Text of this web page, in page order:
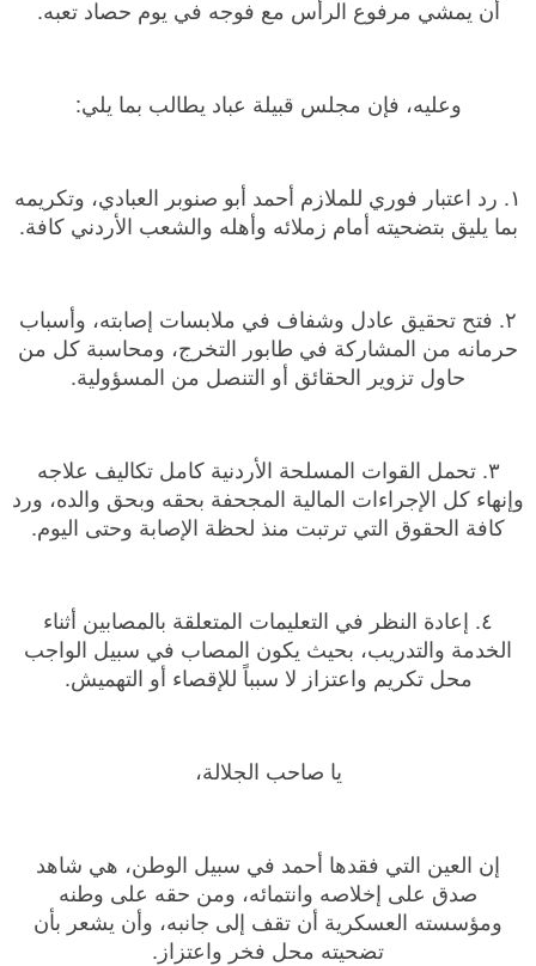
أن يمشي مرفوع الرأس مع فوجه في يوم حصاد تعبه.
وعليه، فإن مجلس قبيلة عباد يطالب بما يلي:
١. رد اعتبار فوري للملازم أحمد أبو صنوبر العبادي، وتكريمه
بما يليق بتضحيته أمام زملائه وأهله والشعب الأردني كافة.
٢. فتح تحقيق عادل وشفاف في ملابسات إصابته، وأسباب
حرمانه من المشاركة في طابور التخرج، ومحاسبة كل من
حاول تزوير الحقائق أو التنصل من المسؤولية.
٣. تحمل القوات المسلحة الأردنية كامل تكاليف علاجه
وإنهاء كل الإجراءات المالية المجحفة بحقه وبحق والده، ورد
كافة الحقوق التي ترتبت منذ لحظة الإصابة وحتى اليوم.
٤. إعادة النظر في التعليمات المتعلقة بالمصابين أثناء
الخدمة والتدريب، بحيث يكون المصاب في سبيل الواجب
محل تكريم واعتزاز لا سبباً للإقصاء أو التهميش.
يا صاحب الجلالة،
إن العين التي فقدها أحمد في سبيل الوطن، هي شاهد
صدق على إخلاصه وانتمائه، ومن حقه على وطنه
ومؤسسته العسكرية أن تقف إلى جانبه، وأن يشعر بأن
تضحيته محل فخر واعتزاز.